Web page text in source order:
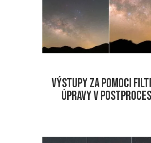
VÝSTUPY ZA POMOCI
ÚPRAVY V